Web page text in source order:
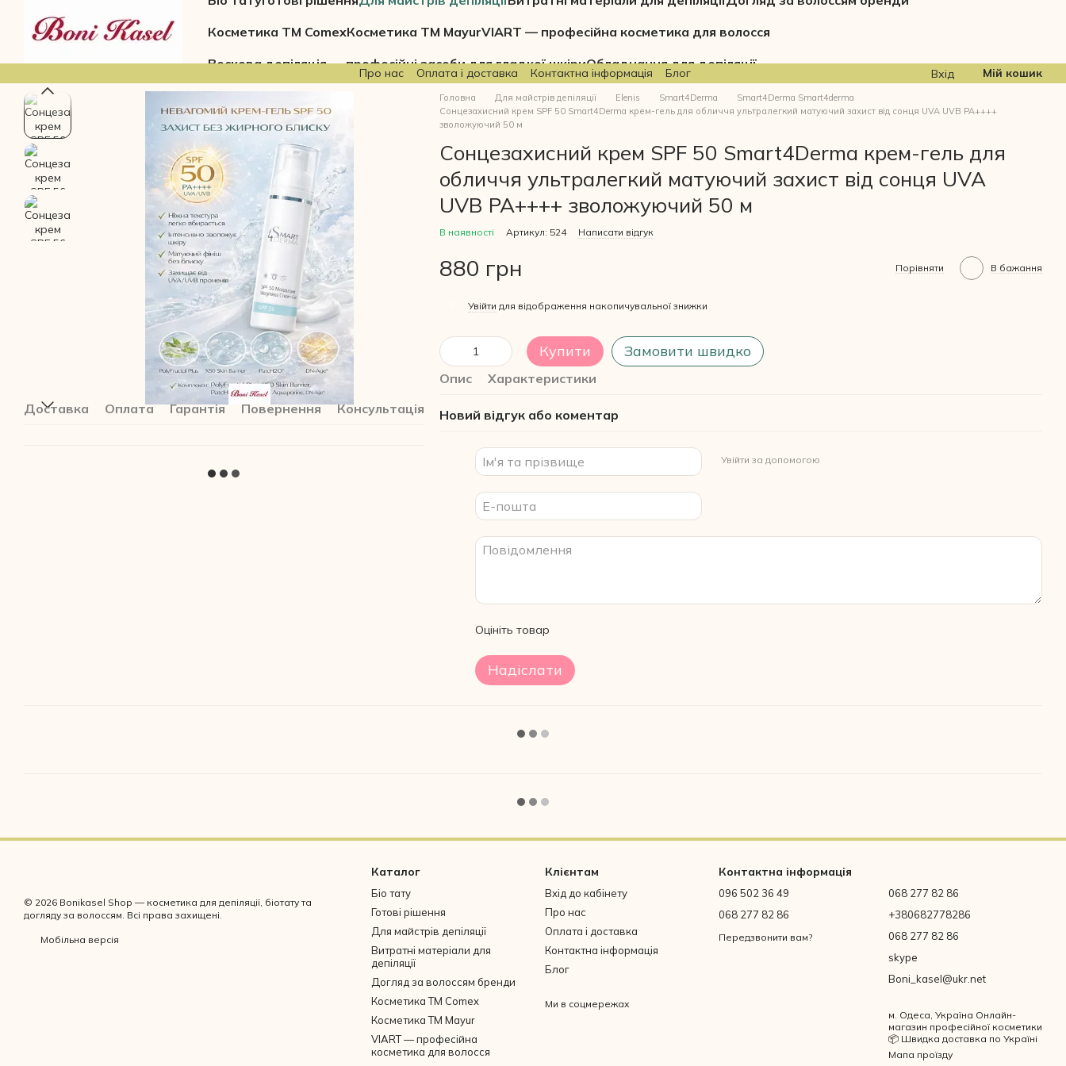
Косметика ТМ ComexКосметика ТМ MayurVIART — професійна косметика для волосся
Воскова депіляція — професійні засоби для гладкої шкіриОбладнання для депіляції
Про нас Оплата і доставка Контактна інформація Блог Вхід Мій кошик
Доставка Оплата Гарантія Повернення Консультація
Головна Для майстрів депіляції Elenis Smart4Derma
Smart4Derma Smart4derma
Сонцезахисний крем SPF 50 Smart4Derma крем-гель для обличчя ультралегкий матуючий захист від сонця UVA UVB PA++++
зволожуючий 50 м
Сонцезахисний крем SPF 50 Smart4Derma крем-гель для
обличчя ультралегкий матуючий захист від сонця UVA
UVB PA++++ зволожуючий 50 м
В наявності Артикул: 524 Написати відгук
880 грн Порівняти В бажання
Увійти для відображення накопичувальної знижки
Купити Замовити швидко
Опис Характеристики
Новий відгук або коментар
Увійти за допомогою
Оцініть товар
Надіслати
© 2026 Bonikasel Shop — косметика для депіляції, біотату та
догляду за волоссям. Всі права захищені.
Мобільна версія
Каталог
Біо тату
Готові рішення
Для майстрів депіляції
Витратні матеріали для
депіляції
Догляд за волоссям бренди
Косметика ТМ Comex
Косметика ТМ Mayur
VIART — професійна
косметика для волосся
Клієнтам
Вхід до кабінету
Про нас
Оплата і доставка
Контактна інформація
Блог
Ми в соцмережах
Контактна інформація
096 502 36 49
068 277 82 86
Передзвонити вам?
068 277 82 86
+380682778286
068 277 82 86
skype
Boni_kasel@ukr.net
м. Одеса, Україна Онлайн-
магазин професійної косметики
📦 Швидка доставка по Україні
Мапа проїзду